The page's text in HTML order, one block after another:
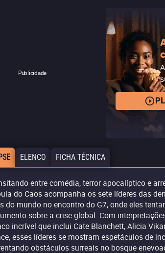
Publicidade
ELENCO FICHA TÉCNICA
entre comédia, terror apocalíptico e
do Caos acompanha os sete líderes das
do mundo no encontro do G7, onde eles
sobre a crise global. Com
incrível que inclui Cate Blanchett, Alicia
esses líderes se mostram espetáculos de
obstáculos surreais no bosque